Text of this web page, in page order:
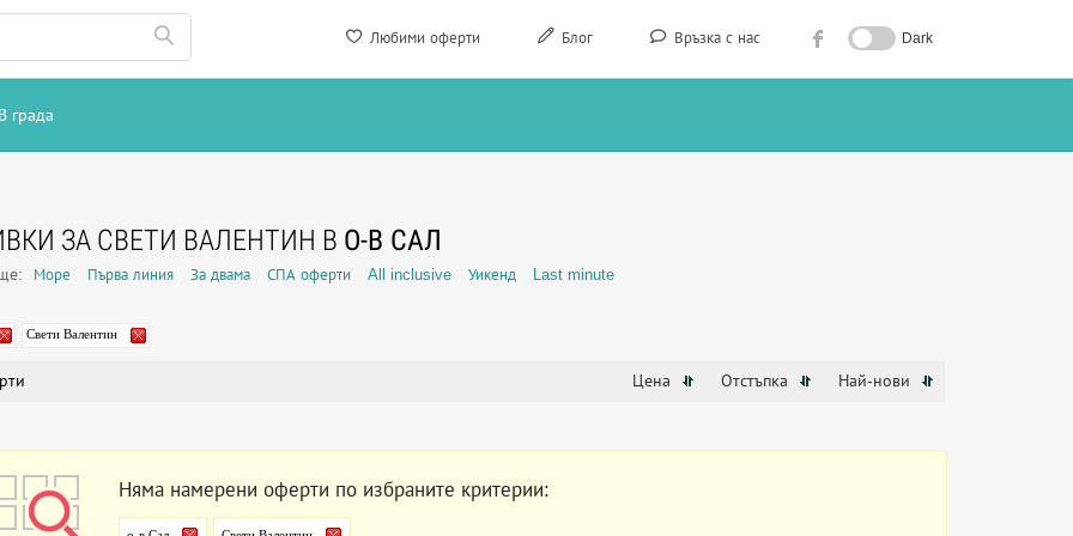
Любими оферти Блог Връзка с нас Dark
В града
ЗА СВЕТИ ВАЛЕНТИН В О-В САЛ
Море Първа линия За двама СПА оферти All inclusive Уикенд Last minute
Свети Валентин
Цена Отстъпка Най-нови
Няма намерени оферти по избраните критерии: